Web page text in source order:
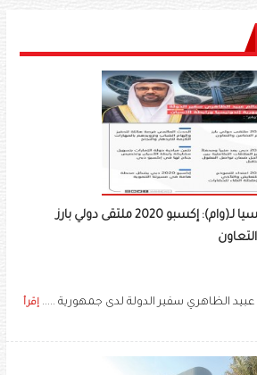
سفير الدولة لدى إندونيسيا لـ(وام): إكسبو 2020 ملتقى دولي بارز
عبيد الظاهري سفير الدولة لدى جمهورية ..... إقرأ